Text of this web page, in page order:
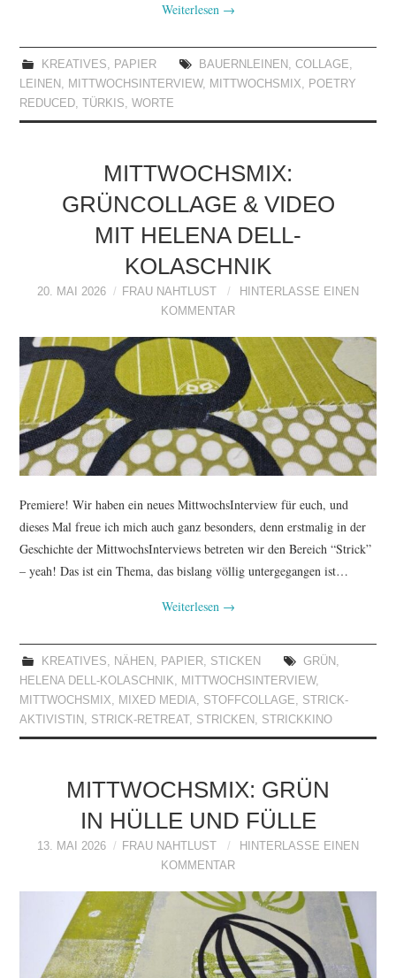
Weiterlesen →
KREATIVES, PAPIER BAUERNLEINEN , COLLAGE,
LEINEN , MITTWOCHSINTERVIEW, MITTWOCHSMIX, POETRY
REDUCED, TÜRKIS,WORTE
MITTWOCHSMIX:
GRÜNCOLLAGE & VIDEO
MIT HELENA DELL-
KOLASCHNIK
20. MAI 2026 FRAU NAHTLUST
HINTERLASSE EINEN
KOMMENTAR
Premiere! Wir haben ein neues MittwochsInterview für euch, und
dieses Mal freue ich mich auch ganz besonders, denn erstmalig in der
Geschichte der MittwochsInterviews betreten wir den Bereich “Strick”
– yeah! Das ist ein Thema, das bislang völlig untergegangen ist…
Weiterlesen →
KREATIVES, NÄHEN , PAPIER, STICKEN GRÜN ,
HELENA DELL-KOLASCHNIK, MITTWOCHSINTERVIEW,
MITTWOCHSMIX, MIXED MEDIA, STOFFCOLLAGE, STRICK-
AKTIVISTIN , STRICK-RETREAT , STRICKEN , STRICKKINO
MITTWOCHSMIX: GRÜN
IN HÜLLE UND FÜLLE
13. MAI 2026 FRAU NAHTLUST
HINTERLASSE EINEN
KOMMENTAR